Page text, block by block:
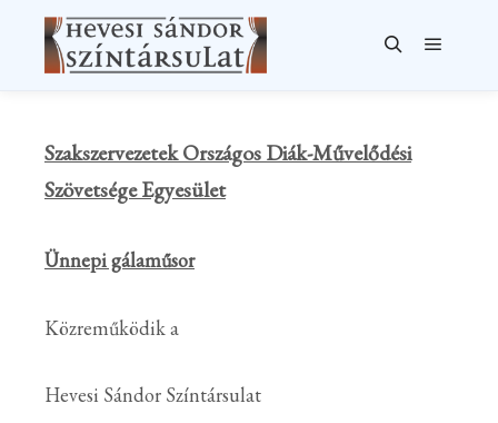
Szakszervezetek Országos Diák-Művelődési
Szövetsége Egyesület
Ünnepi gálaműsor
Közreműködik a
Hevesi Sándor Színtársulat